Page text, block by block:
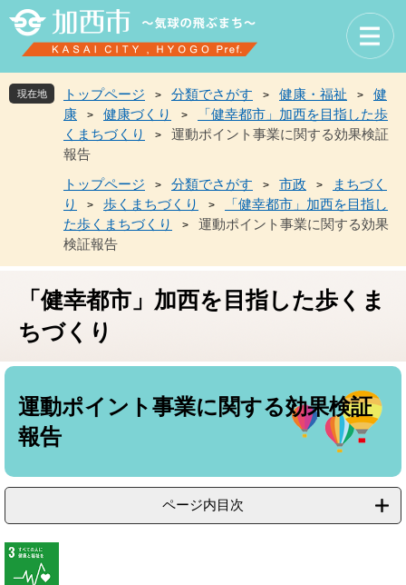
先
頭
を
飛
現在地 トップページ > 分類でさがす > 健康・福祉 >
健
康
> 健康づくり >
「健幸都市」加西を目指した歩
くまちづくり
>
運動ポイント事業に関する効果検証
報告
トップページ
> 分類でさがす > 市政 >
まちづく
り
> 歩くまちづくり >
「健幸都市」加西を目指し
た歩くまちづくり
>
運動ポイント事業に関する効果
検証報告
「健幸都市」加西を目指した歩くま
ちづくり
本
運動ポイント事業に関する効果検証
報告
ページ内目次